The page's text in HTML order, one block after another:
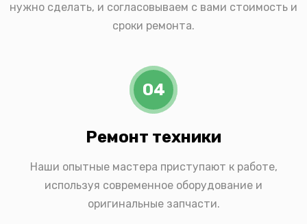
нужно сделать, и согласовываем с вами стоимость и
сроки ремонта.
04
Ремонт техники
Наши опытные мастера приступают к работе,
используя современное оборудование и
оригинальные запчасти.